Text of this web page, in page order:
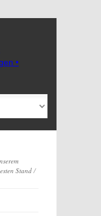
Stand/